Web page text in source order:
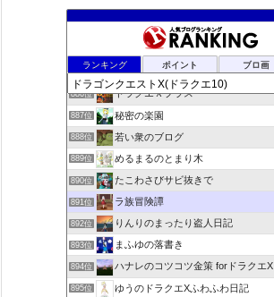
ランキング ポイント ブロ画
夢路電信草紙
885位 ドラクエ10ぱふぱふの向こう側
886位 ドラクエＸプラス
887位 秘密の楽園
888位 若い衆のブログ
889位 めるまるのとまり木
890位 たこわさびサビ抜きで
891位 ラ族冒険譚
892位 りんりのまったり盗人日記
893位 まふゆの落書き
894位 ハナレのコツコツ金策 forドラクエX
895位 ゆうのドラクエXふわふわ日記